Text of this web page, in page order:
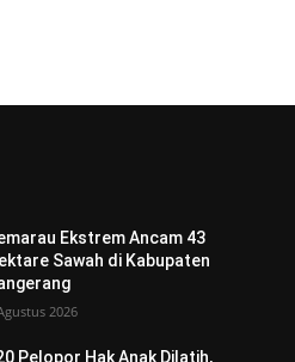
Ekstrem Ancam 43
Sawah di Kabupaten
2026
Pelopor Hak Anak Dilatih,